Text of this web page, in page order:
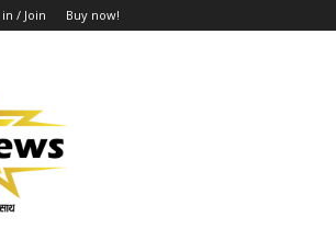
in / Join Buy now!